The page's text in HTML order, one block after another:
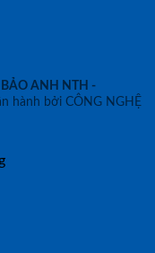
ANH NTH -
hành bởi CÔNG NGHỆ